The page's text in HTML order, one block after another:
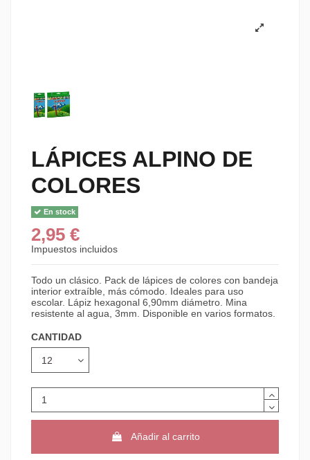
LÁPICES ALPINO DE
COLORES
En stock
2,95 €
Impuestos incluidos
Todo un clásico. Pack de lápices de colores con bandeja
interior extraíble, más cómodo. Ideales para uso
escolar. Lápiz hexagonal 6,90mm diámetro. Mina
resistente al agua, 3mm. Disponible en varios formatos.
CANTIDAD
Añadir al carrito